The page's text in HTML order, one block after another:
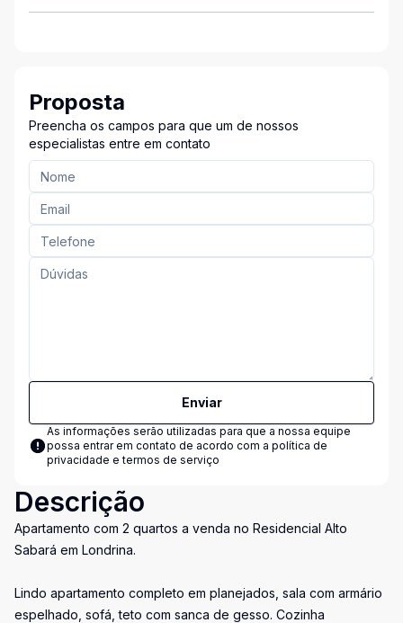
Proposta
Preencha os campos para que um de nossos
especialistas entre em contato
Enviar
As informações serão utilizadas para que a nossa equipe
possa entrar em contato de acordo com a política de
privacidade e termos de serviço
Descrição
Apartamento com 2 quartos a venda no Residencial Alto
Sabará em Londrina.
Lindo apartamento completo em planejados, sala com armário
espelhado, sofá, teto com sanca de gesso. Cozinha